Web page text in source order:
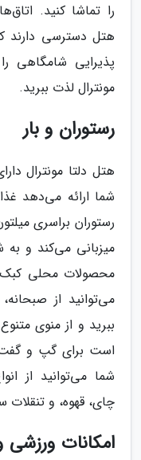
هتل دسترسی دارند
پذیرایی شامگاهی
مونترال لذت ببرید.
رستوران و بار
هتل دلتا مونترال
شما ارائه می‌دهد
رستوران براسری
میزبانی می‌کند و به
محصولات محلی کبک
می‌توانید از
ببرید و از منوی
است برای گپ و گفت
شما می‌توانید از
چای، قهوه، و تنقلات
امکانات